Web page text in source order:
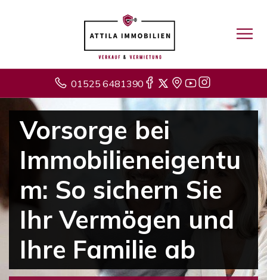
01525 6481390
Vorsorge bei
Immobilieneigentu
m: So sichern Sie
Ihr Vermögen und
Ihre Familie ab